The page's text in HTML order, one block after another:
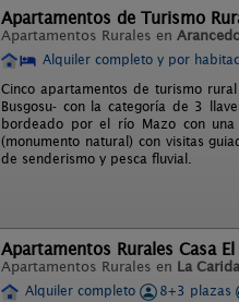
Apartamentos de Turismo
Apartamentos Rurales en
Alquiler completo y por
Cinco apartamentos de turismo
Busgosu- con la categoría de 3
bordeado por el río Mazo con
(monumento natural) con visitas
de senderismo y pesca fluvial.
Apartamentos Rurales Casa
Apartamentos Rurales en La
Alquiler completo
8+3 plazas